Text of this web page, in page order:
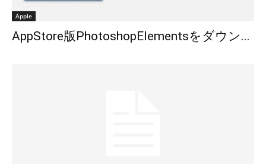
Apple
AppStore版PhotoshopElementsをダウン...